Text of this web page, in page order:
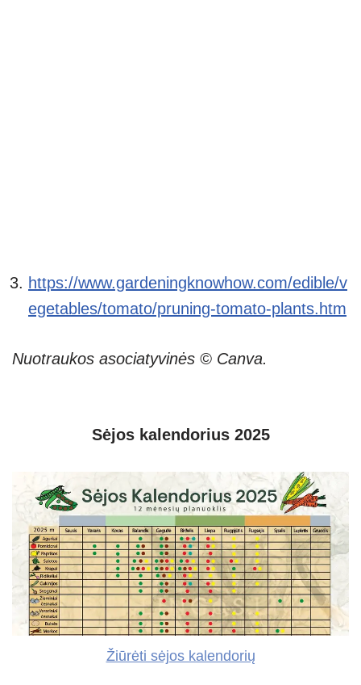
https://www.gardeningknowhow.com/edible/v
egetables/tomato/pruning-tomato-plants.htm
Nuotraukos asociatyvinės © Canva.
Sėjos kalendorius 2025
Žiūrėti sėjos kalendorių